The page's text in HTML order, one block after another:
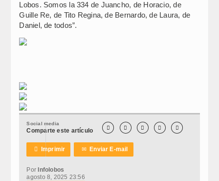
Lobos. Somos la 334 de Juancho, de Horacio, de
Guille Re, de Tito Regina, de Bernardo, de Laura, de
Daniel, de todos”.
Social media
Comparte este artículo     
 Imprimir ✉Enviar E-mail
Por Infolobos
agosto 8, 2025 23:56